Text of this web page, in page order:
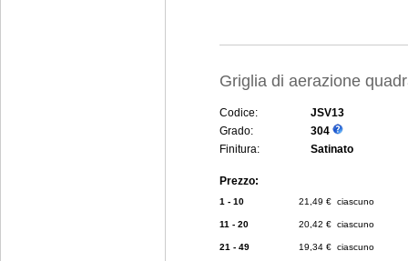
Griglia di aerazione
Codice:
JSV13
Grado:
304
Finitura:
Satinato
Prezzo:
1 - 10 21,49 € ciascuno
11 - 20 20,42 € ciascuno
21 - 49 19,34 € ciascuno